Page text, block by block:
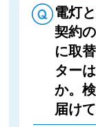
電灯
契約
に取
ター
か。
届け